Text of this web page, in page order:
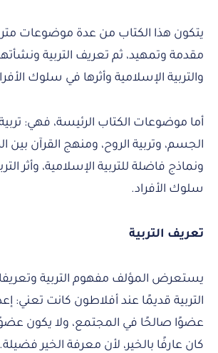
يتكون هذا الكتاب من عدة موضوعات
مقدمة وتمهيد، ثم تعريف التربية
والتربية الإسلامية وأثرها في سلوك
أما موضوعات الكتاب الرئيسة، فهي:
الجسم، وتربية الروح، ومنهج القرآن بين
ونماذج فاضلة للتربية الإسلامية، وأثر
سلوك الأفراد.
تعريف التربية
يستعرض المؤلف مفهوم التربية
التربية قديمًا عند أفلاطون كانت تعني:
عضوًا صالحًا في المجتمع، ولا يكون عضوًا
كان عارفًا بالخير، لأن معرفة الخير